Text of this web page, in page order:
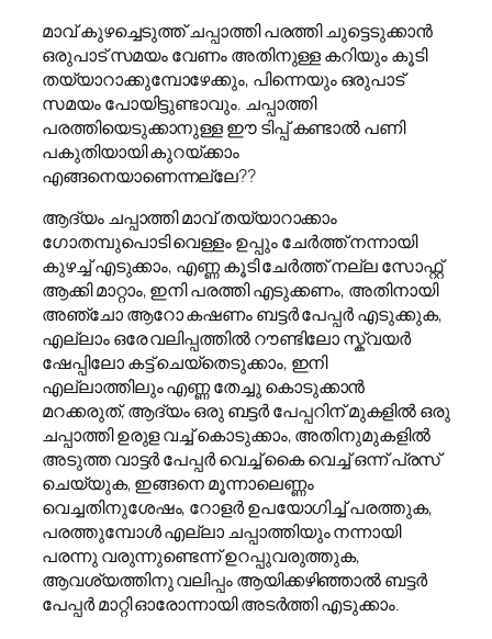
മാവ് കുഴച്ചെടുത്ത് ചപ്പാത്തി പരത്തി ചുട്ടെടുക്കാൻ
ഒരുപാട് സമയം വേണം അതിനുള്ള കറിയും കൂടി
തയ്യാറാക്കുമ്പോഴേക്കും, പിന്നെയും ഒരുപാട്
സമയം പോയിട്ടുണ്ടാവും. ചപ്പാത്തി
പരത്തിയെടുക്കാനുള്ള ഈ ടിപ്പ് കണ്ടാൽ പണി
പകുതിയായി കുറയ്ക്കാം
എങ്ങനെയാണെന്നല്ലേ??
ആദ്യം ചപ്പാത്തി മാവ് തയ്യാറാക്കാം
ഗോതമ്പുപൊടി വെള്ളം ഉപ്പും ചേർത്ത് നന്നായി
കുഴച്ച് എടുക്കാം, എണ്ണ കൂടി ചേർത്ത് നല്ല സോഫ്റ്റ്
ആക്കി മാറ്റാം, ഇനി പരത്തി എടുക്കണം, അതിനായി
അഞ്ചോ ആറോ കഷണം ബട്ടർ പേപ്പർ എടുക്കുക,
എല്ലാം ഒരേ വലിപ്പത്തിൽ റൗണ്ടിലോ സ്ക്വയർ
ഷേപ്പിലോ കട്ട് ചെയ്തെടുക്കാം, ഇനി
എല്ലാത്തിലും എണ്ണ തേച്ചു കൊടുക്കാൻ
മറക്കരുത്, ആദ്യം ഒരു ബട്ടർ പേപ്പറിന് മുകളിൽ ഒരു
ചപ്പാത്തി ഉരുള വച്ച് കൊടുക്കാം, അതിനുമുകളിൽ
അടുത്ത വാട്ടർ പേപ്പർ വെച്ച് കൈ വെച്ച് ഒന്ന് പ്രസ്
ചെയ്യുക, ഇങ്ങനെ മൂന്നാലെണ്ണം
വെച്ചതിനുശേഷം, റോളർ ഉപയോഗിച്ച് പരത്തുക,
പരത്തുമ്പോൾ എല്ലാ ചപ്പാത്തിയും നന്നായി
പരന്നു വരുന്നുണ്ടെന്ന് ഉറപ്പുവരുത്തുക,
ആവശ്യത്തിനു വലിപ്പം ആയിക്കഴിഞ്ഞാൽ ബട്ടർ
പേപ്പർ മാറ്റി ഓരോന്നായി അടർത്തി എടുക്കാം.